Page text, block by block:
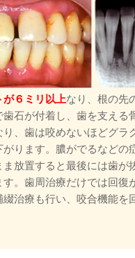
６ミリ以上なり、根の先
歯石が付着し、歯を支える
り、歯は咬めないほどグラ
ります。膿がでるなどの
ま放置すると最後には歯が
す。歯周治療だけでは回復
綴治療も行い、咬合機能を